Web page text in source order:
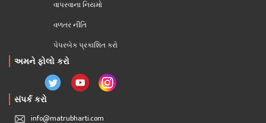
વાપરવાના નિયમો
વળતર નીતિ
પેપરબેક પ્રકાશિત કરો
અમને ફોલો કરો
સંપર્ક કરો
info@matrubharti.com